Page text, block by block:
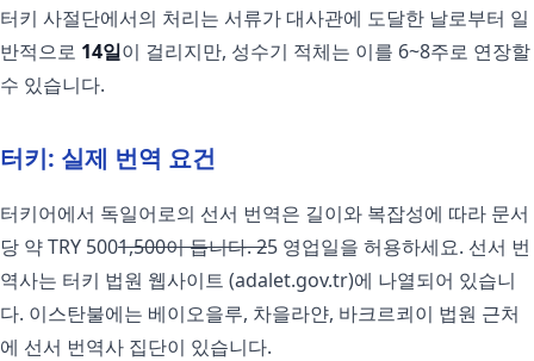
터키 사절단에서의 처리는 서류가 대사관에 도달한 날로부터 일
반적으로 14일이 걸리지만, 성수기 적체는 이를 6~8주로 연장할
수 있습니다.
터키: 실제 번역 요건
터키어에서 독일어로의 선서 번역은 길이와 복잡성에 따라 문서
당 약 TRY 5001,500이 듭니다. 25 영업일을 허용하세요. 선서 번
역사는 터키 법원 웹사이트 (adalet.gov.tr)에 나열되어 있습니
다. 이스탄불에는 베이오을루, 차을라얀, 바크르쾨이 법원 근처
에 선서 번역사 집단이 있습니다.